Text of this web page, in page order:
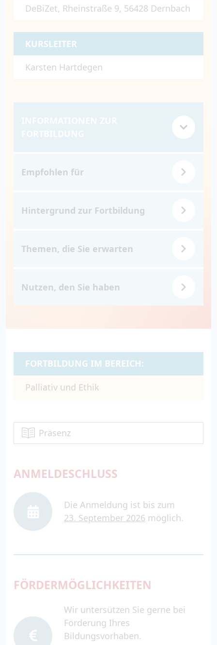
DeBiZet, Rheinstraße 9, 56428 Dernbach
KURSLEITER
Karsten Hartdegen
Empfohlen für
Hintergrund zur Fortbildung
Themen, die Sie erwarten
Nutzen, den Sie haben
FORTBILDUNG IM BEREICH:
Palliativ und Ethik
Präsenz
ANMELDESCHLUSS
Die Anmeldung ist bis zum
23. September 2026 möglich.
FÖRDERMÖGLICHKEITEN
Wir untersützen Sie gerne bei
Förderung Ihres
Bildungsvorhaben.